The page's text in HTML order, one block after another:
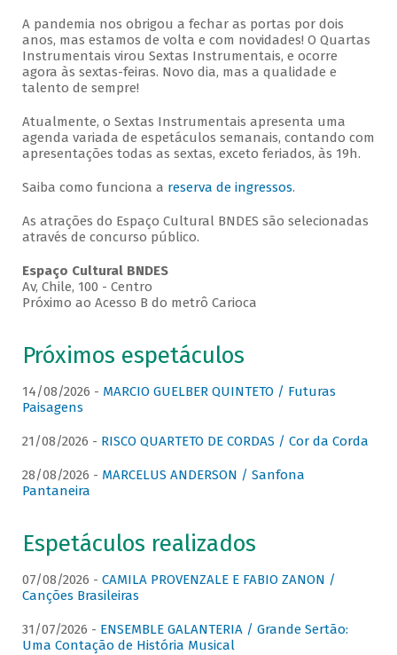
A pandemia nos obrigou a fechar as portas por dois
anos, mas estamos de volta e com novidades! O Quartas
Instrumentais virou Sextas Instrumentais, e ocorre
agora às sextas-feiras. Novo dia, mas a qualidade e
talento de sempre!
Atualmente, o Sextas Instrumentais apresenta uma
agenda variada de espetáculos semanais, contando com
apresentações todas as sextas, exceto feriados, às 19h.
Saiba como funciona a reserva de ingressos.
As atrações do Espaço Cultural BNDES são selecionadas
através de concurso público.
Espaço Cultural BNDES
Av, Chile, 100 - Centro
Próximo ao Acesso B do metrô Carioca
Próximos espetáculos
14/08/2026 - MARCIO GUELBER QUINTETO / Futuras
Paisagens
21/08/2026 - RISCO QUARTETO DE CORDAS / Cor da Corda
28/08/2026 - MARCELUS ANDERSON / Sanfona
Pantaneira
Espetáculos realizados
07/08/2026 - CAMILA PROVENZALE E FABIO ZANON /
Canções Brasileiras
31/07/2026 - ENSEMBLE GALANTERIA / Grande Sertão:
Uma Contação de História Musical